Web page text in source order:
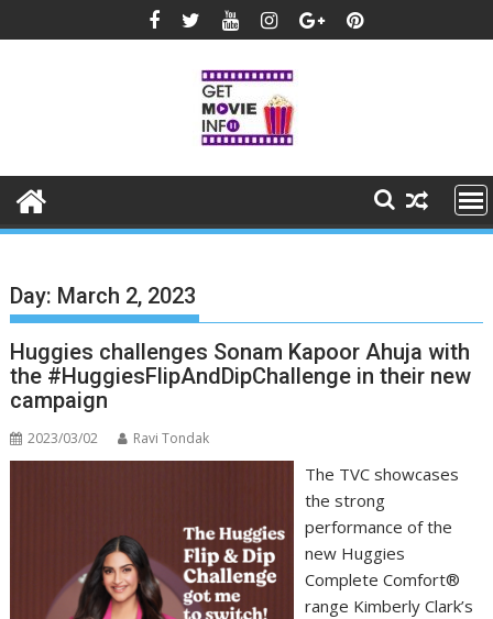
to
Day: March 2, 2023
Huggies challenges Sonam Kapoor Ahuja with
the #HuggiesFlipAndDipChallenge in their new
campaign
2023/03/02 Ravi Tondak
The TVC showcases
the strong
performance of the
new Huggies
Complete Comfort®
range Kimberly Clark’s